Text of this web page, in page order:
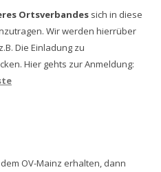
Ortsverbandes sich in diese
Wir werden hierrüber
Die Einladung zu
Hier gehts zur Anmeldung:
OV-Mainz erhalten, dann